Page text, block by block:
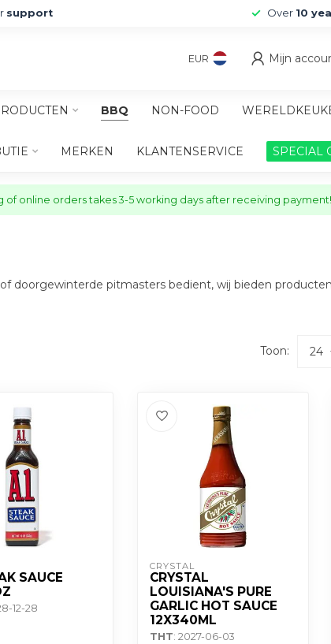
support Over 10
EUR Mijn
BBQ NON-FOOD
MERKEN KLANTENSERVICE SPECIAL
online orders takes 3-5 working days after receiving payment!
doorgewinterde pitmasters bedient, wij bieden
Toon:
SAUCE
12-28
CRYSTAL
CRYSTAL
LOUISIANA'S PURE
GARLIC HOT SAUCE
12X340ML
THT: 2027-06-03